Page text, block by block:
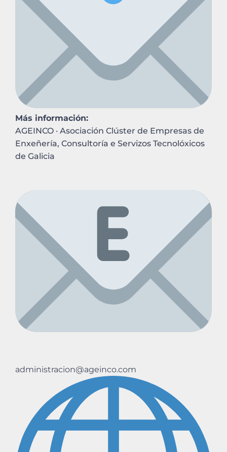
Más información:
AGEINCO · Asociación Clúster de Empresas de
Enxeñería, Consultoría e Servizos Tecnolóxicos
de Galicia
administracion@ageinco.com